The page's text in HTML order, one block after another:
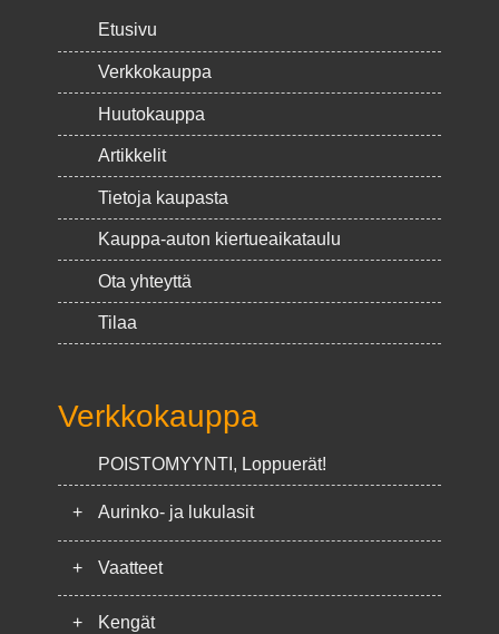
Etusivu
Verkkokauppa
Huutokauppa
Artikkelit
Tietoja kaupasta
Kauppa-auton kiertueaikataulu
Ota yhteyttä
Tilaa
Verkkokauppa
POISTOMYYNTI, Loppuerät!
+ Aurinko- ja lukulasit
+ Vaatteet
+ Kengät